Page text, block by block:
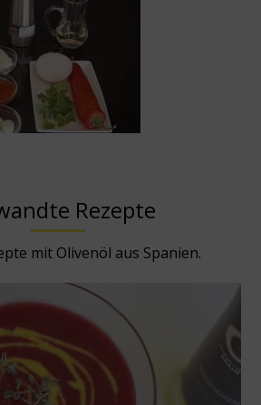
Rezepte
mit Olivenöl aus Spanien.